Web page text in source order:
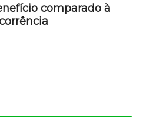
comparado à